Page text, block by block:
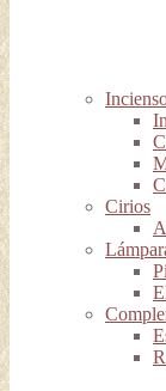
Cirios